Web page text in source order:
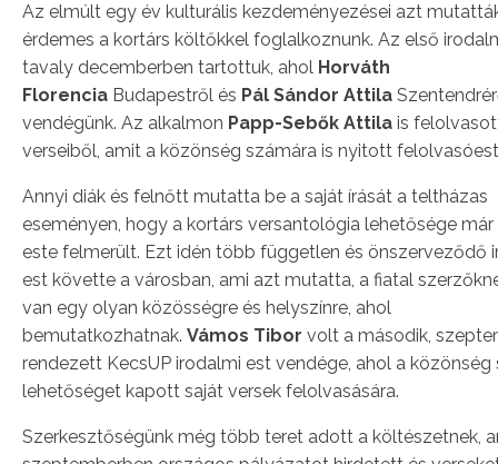
Az elmúlt egy év kulturális kezdeményezései azt
érdemes a kortárs költőkkel foglalkoznunk. Az első
tavaly decemberben tartottuk, ahol Horváth
Florencia Budapestről és Pál Sándor Attila
vendégünk. Az alkalmon Papp-Sebők Attila is
verseiből, amit a közönség számára is nyitott
Annyi diák és felnőtt mutatta be a saját írását a teltházas
eseményen, hogy a kortárs versantológia lehetősége
este felmerült. Ezt idén több független és önszerveződő
est követte a városban, ami azt mutatta, a fiatal
van egy olyan közösségre és helyszínre, ahol
bemutatkozhatnak. Vámos Tibor volt a második,
rendezett KecsUP irodalmi est vendége, ahol a közönség
lehetőséget kapott saját versek felolvasására.
Szerkesztőségünk még több teret adott a költészetnek,